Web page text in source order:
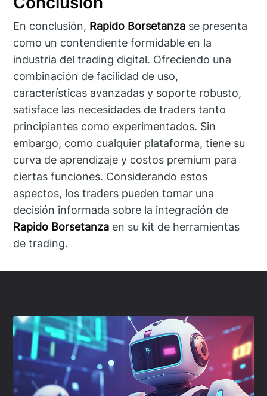
En conclusión, Rapido Borsetanza se presenta
como un contendiente formidable en la
industria del trading digital. Ofreciendo una
combinación de facilidad de uso,
características avanzadas y soporte robusto,
satisface las necesidades de traders tanto
principiantes como experimentados. Sin
embargo, como cualquier plataforma, tiene su
curva de aprendizaje y costos premium para
ciertas funciones. Considerando estos
aspectos, los traders pueden tomar una
decisión informada sobre la integración de
Rapido Borsetanza en su kit de herramientas
de trading.